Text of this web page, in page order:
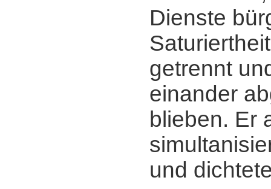
Dienste
getrennt
einander
blieben. Er
und